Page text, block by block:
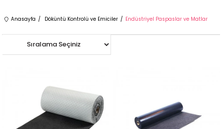
Anasayfa Döküntü Kontrolü ve Emiciler Endüstriyel Paspaslar ve Matlar